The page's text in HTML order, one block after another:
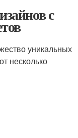
с
уникальных
несколько